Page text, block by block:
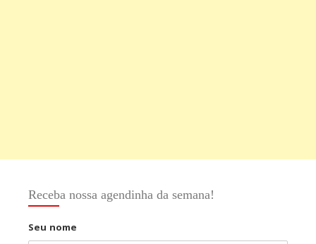
Receba nossa agendinha da semana!
Seu nome